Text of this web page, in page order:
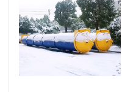
Producten
Video's